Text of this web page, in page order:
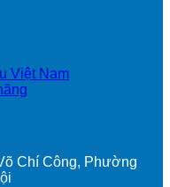
Việt Nam
Chí Công, Phường